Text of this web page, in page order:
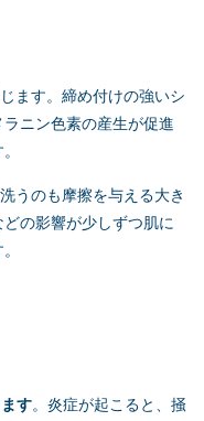
ます。締め付けの強いシ
ニン色素の産生が促進
うのも摩擦を与える大き
の影響が少しずつ肌に
す。炎症が起こると、掻